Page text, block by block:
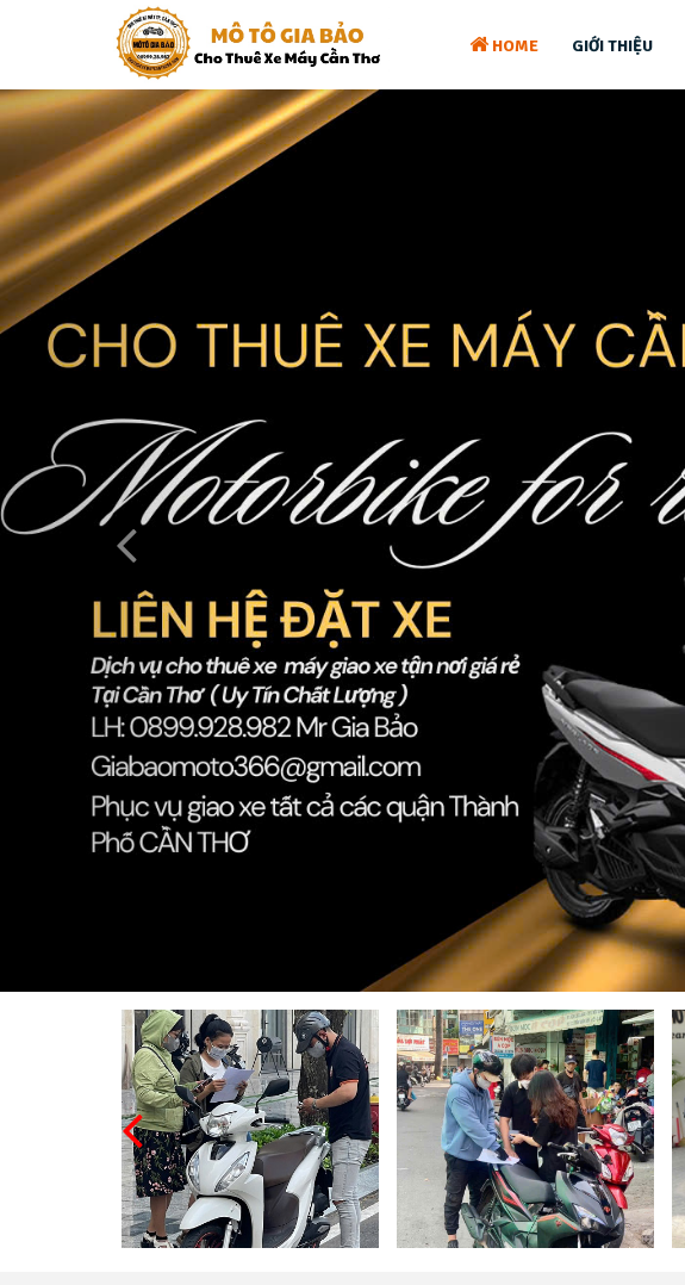
HOME GIỚI THIỆU
Previous